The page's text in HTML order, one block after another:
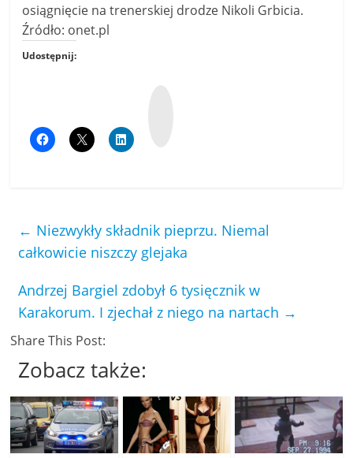
osiągnięcie na trenerskiej drodze Nikoli Grbicia.
Źródło: onet.pl
Udostępnij:
← Niezwykły składnik pieprzu. Niemal
całkowicie niszczy glejaka
Andrzej Bargiel zdobył 6 tysięcznik w
Karakorum. I zjechał z niego na nartach →
Share This Post:
Zobacz także: